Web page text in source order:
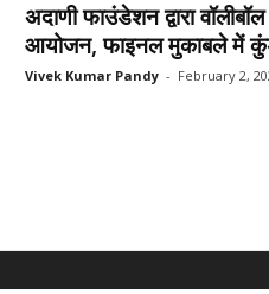
अदाणी फाउंडेशन द्वारा
आयोजन, फाइनल मुकाबले में
Vivek Kumar Pandy - February 2,